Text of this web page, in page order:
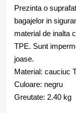
Prezinta o
bagajelor in
material de inalta
TPE. Sunt
joase.
Material: cauciuc
Culoare: negru
Greutate: 2.40 kg